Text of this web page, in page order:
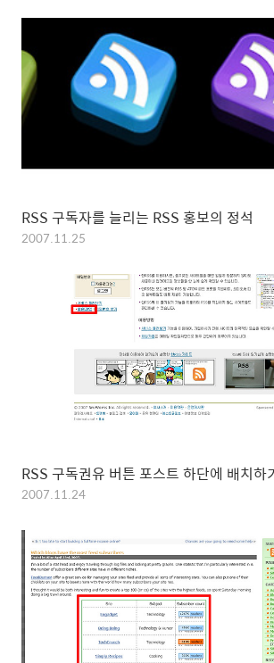
RSS 구독자를 늘리는 RSS 홍보의 정석
2007.11.25
RSS 구독권유 버튼 포스트 하단에 배치하
2007.11.24